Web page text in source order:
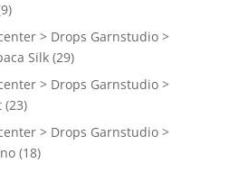
> Drops Garnstudio >
Silk (29)
> Drops Garnstudio >
(23)
> Drops Garnstudio >
(18)